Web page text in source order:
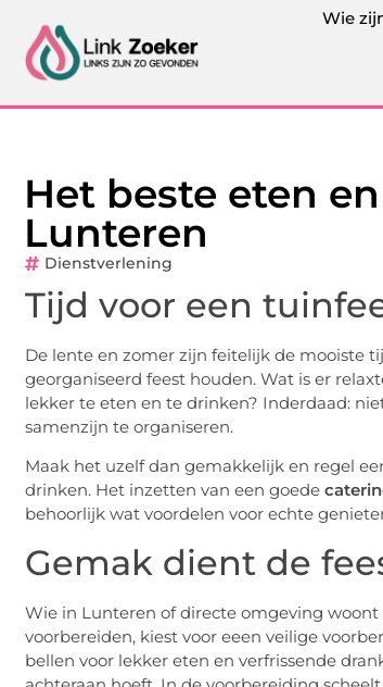
Wie
Het beste eten
Lunteren
Dienstverlening
Tijd voor een
De lente en zomer zijn feitelijk de mooiste
georganiseerd feest houden. Wat is er
lekker te eten en te drinken? Inderdaad:
samenzijn te organiseren.
Maak het uzelf dan gemakkelijk en regel
drinken. Het inzetten van een goede
behoorlijk wat voordelen voor echte
Gemak dient de
Wie in Lunteren of directe omgeving
voorbereiden, kiest voor eeen veilige
bellen voor lekker eten en verfrissende